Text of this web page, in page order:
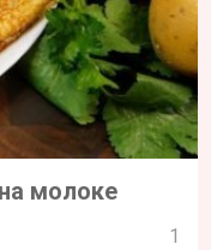
молоке
1